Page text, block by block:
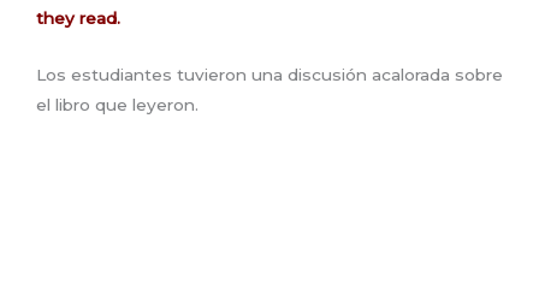
they read.
Los estudiantes tuvieron una discusión acalorada sobre
el libro que leyeron.